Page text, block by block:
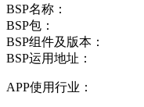
BSP名称：
BSP包：
BSP组件及版本：
BSP运用地址：
APP使用行业：